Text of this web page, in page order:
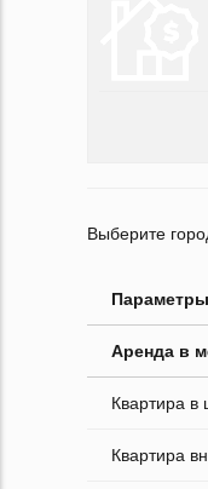
Выберите
Параметры
Аренда в
Квартира в
Квартира